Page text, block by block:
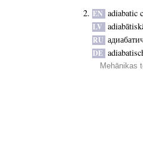
EN adiabatic
LV
RU
DE
Mehānikas